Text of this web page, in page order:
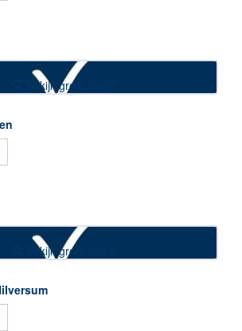
Bekijk grote foto's
Bekijk grote foto's